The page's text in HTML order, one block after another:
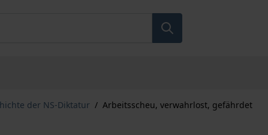
der NS-Diktatur / Arbeitsscheu, verwahrlost, gefährdet